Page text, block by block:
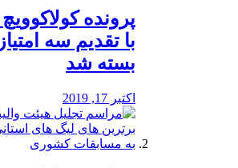
پرونده
با تقدیم سه
بسته شد
اکتبر 17, 2019